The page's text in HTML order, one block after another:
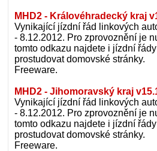
MHD2 - Královéhradecký kraj
Vynikající jízdní řád linkových
- 8.12.2012. Pro zprovoznění je
tomto odkazu najdete i jízdní
prostudovat domovské stránky.
Freeware.
MHD2 - Jihomoravský kraj
Vynikající jízdní řád linkových
- 8.12.2012. Pro zprovoznění je
tomto odkazu najdete i jízdní
prostudovat domovské stránky.
Freeware.